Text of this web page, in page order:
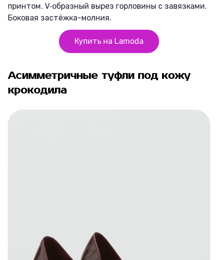
принтом. V‑образный вырез горловины с завязками.
Боковая застёжка-молния.
Купить на Lamoda
Асимметричные туфли под кожу
крокодила